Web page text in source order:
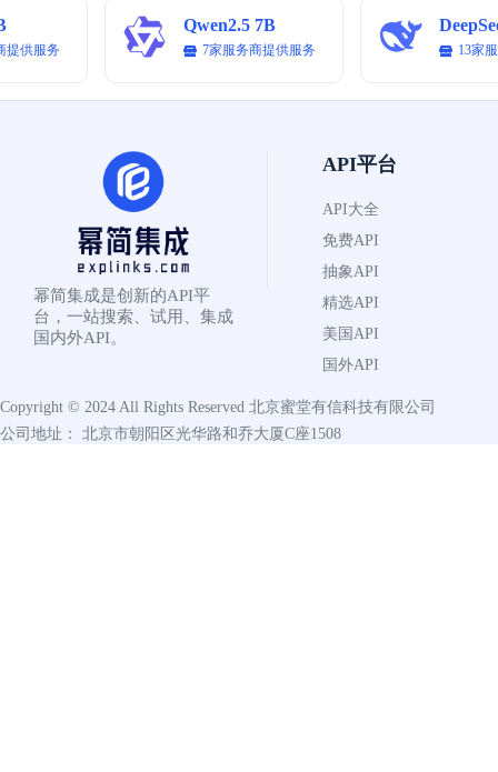
提供服务
Qwen2.5 7B
7家服务商提供服务 13家
幂简集成是创新的API平
台，一站搜索、试用、集成
国内外API。
API平台
API大全
免费API
抽象API
精选API
美国API
国外API
Copyright © 2024 All Rights Reserved 北京蜜堂有信科技有限公司
公司地址： 北京市朝阳区光华路和乔大厦C座1508